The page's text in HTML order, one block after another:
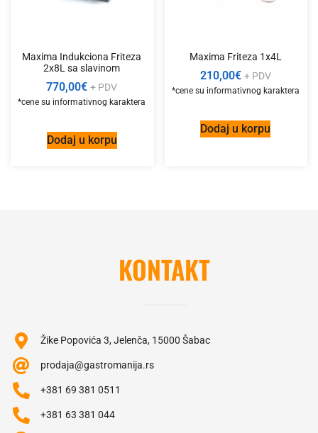
Maxima Indukciona Friteza
2x8L sa slavinom
770,00€ + PDV
Dodaj u korpu
Maxima Friteza 1x4L
210,00€ + PDV
Dodaj u korpu
KONTAKT
Žike Popovića 3, Jelenča, 15000 Šabac
prodaja@gastromanija.rs
+381 69 381 0511
+381 63 381 044